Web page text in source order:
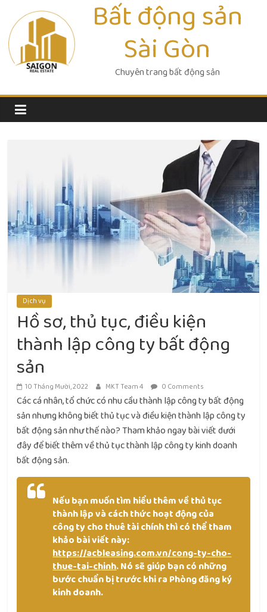
content
Bất động sản
Sài Gòn
Chuyên trang bất động sản
Dịch vụ
Hồ sơ, thủ tục, điều kiện
thành lập công ty bất động
sản
10 Tháng Mười, 2022 MKT Team 4 0 Comments
Các cá nhân, tổ chức có nhu cầu thành lập công ty bất động
sản nhưng không biết thủ tục và điều kiện thành lập công ty
bất động sản như thế nào? Tham khảo ngay bài viết dưới
đây để biết thêm về thủ tục thành lập công ty kinh doanh
bất động sản.
Nếu bạn muốn tìm hiểu thêm về thủ tục
thành lập và cách thức hoạt động của
công ty cho thuê tài chính thì có thể tham
khảo bài viết này:
https://acbleasing.com.vn/cong-ty-cho-
thue-tai-chinh. Nó sẽ giúp bạn có những
bước chuẩn bị trước khi ra Phòng đăng ký
kinh doanh.